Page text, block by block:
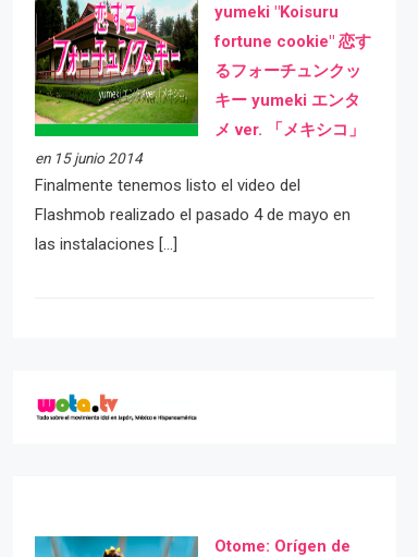
yumeki "Koisuru
fortune cookie" 恋す
るフォーチュンクッ
キー yumeki エンタ
メ ver. 「メキシコ」
en 15 junio 2014
Finalmente tenemos listo el video del
Flashmob realizado el pasado 4 de mayo en
las instalaciones […]
Otome: Orígen de